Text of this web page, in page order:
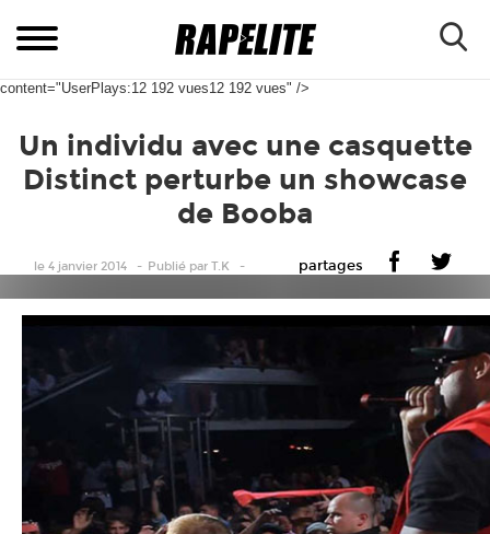
content="UserPlays:12 192 vues12 192 vues" />
Un individu avec une casquette
Distinct perturbe un showcase
de Booba
le 4 janvier 2014 Publiépar T.K partages